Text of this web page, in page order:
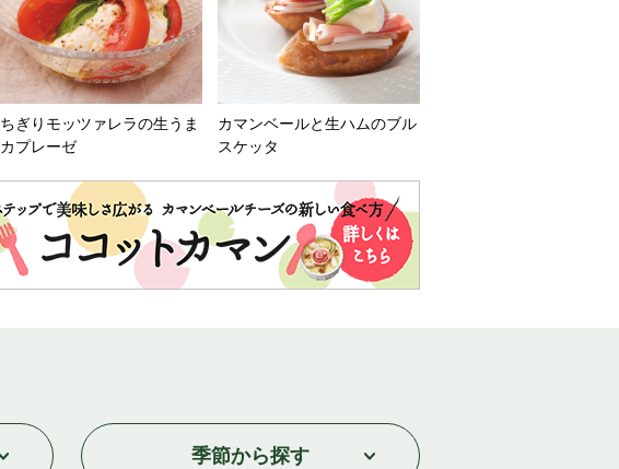
ちぎりモッツァレラの生うま
カプレーゼ
カマンベールと生ハムのブル
スケッタ
季節から探す